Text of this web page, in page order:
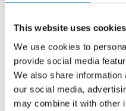
This website uses cookies
We use cookies to
provide social media
We also share
our social media,
may combine it with other